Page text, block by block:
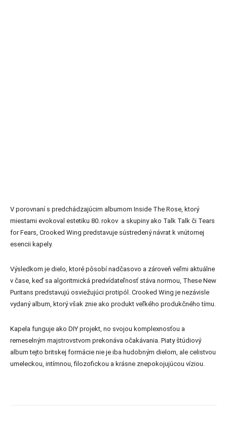
V porovnaní s predchádzajúcim albumom Inside The Rose, ktorý
miestami evokoval estetiku 80. rokov a skupiny ako Talk Talk či Tears
for Fears, Crooked Wing predstavuje sústredený návrat k vnútornej
esencii kapely.
Výsledkom je dielo, ktoré pôsobí nadčasovo a zároveň veľmi aktuálne
v čase, keď sa algoritmická predvídateľnosť stáva normou, These New
Puritans predstavujú osviežujúci protipól. Crooked Wing je nezávisle
vydaný album, ktorý však znie ako produkt veľkého produkčného tímu.
Kapela funguje ako DIY projekt, no svojou komplexnosťou a
remeselným majstrovstvom prekonáva očakávania. Piaty štúdiový
album tejto britskej formácie nie je iba hudobným dielom, ale celistvou
umeleckou, intímnou, filozofickou a krásne znepokojujúcou víziou.